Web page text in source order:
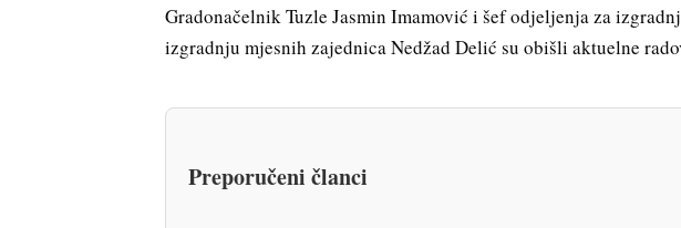
Gradonačelnik Tuzle Jasmin Imamović i šef odjeljenja za
izgradnju mjesnih zajednica Nedžad Delić su obišli aktuelne
Preporučeni članci